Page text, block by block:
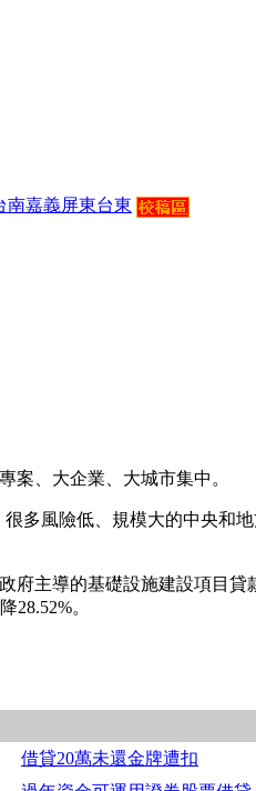
南嘉義屏東台東
案、大企業、大城市集中。
多風險低、規模大的中央和
主導的基礎設施建設項目貸
。
借貸20萬未還金牌遭扣